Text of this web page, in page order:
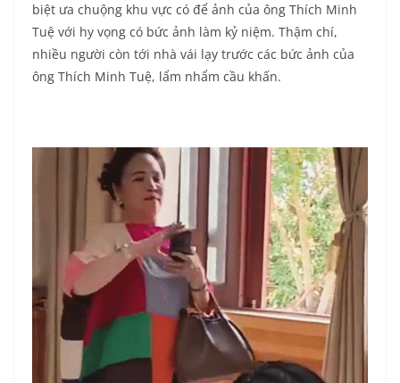
biệt ưa chuộng khu vực có để ảnh của ông Thích Minh
Tuệ với hy vọng có bức ảnh làm kỷ niệm. Thậm chí,
nhiều người còn tới nhà vái lạy trước các bức ảnh của
ông Thích Minh Tuệ, lẩm nhẩm cầu khấn.